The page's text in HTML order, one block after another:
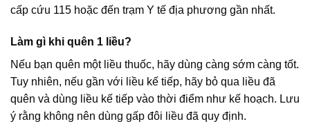
cấp cứu 115 hoặc đến trạm Y tế địa phương gần nhất.
Làm gì khi quên 1 liều?
Nếu bạn quên một liều thuốc, hãy dùng càng sớm càng tốt.
Tuy nhiên, nếu gần với liều kế tiếp, hãy bỏ qua liều đã
quên và dùng liều kế tiếp vào thời điểm như kế hoạch. Lưu
ý rằng không nên dùng gấp đôi liều đã quy định.